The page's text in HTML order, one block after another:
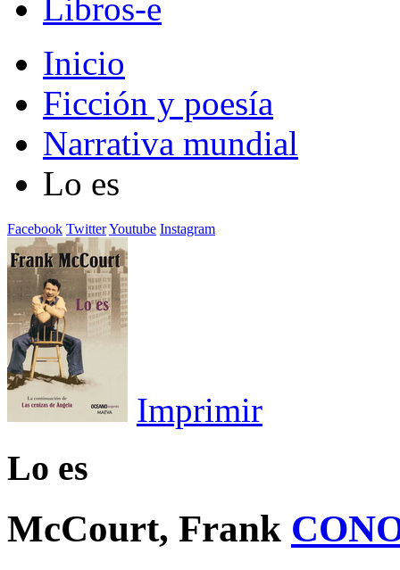
Libros-e
Inicio
Ficción y poesía
Narrativa mundial
Lo es
Facebook TwitterYoutube Instagram
Imprimir
Lo es
McCourt, Frank